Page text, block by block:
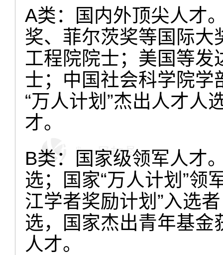
A类：国内外顶尖人才
奖、菲尔茨奖等国际
工程院院士；美国等
士；中国社会科学院
“万人计划”杰出人才人
才。
B类：国家级领军人才
选；国家“万人计划”领
江学者奖励计划”入选
选，国家杰出青年基
人才。